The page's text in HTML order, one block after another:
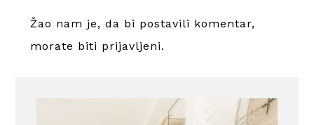
Žao nam je, da bi postavili komentar,
morate biti prijavljeni.